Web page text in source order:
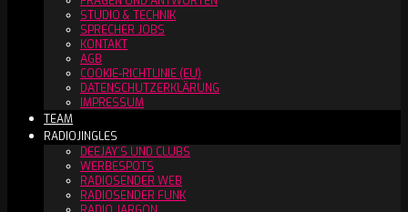
STUDIO & TECHNIK
SPRECHER JOBS
KONTAKT
AGB
COOKIE-RICHTLINIE (EU)
DATENSCHUTZERKLÄRUNG
IMPRESSUM
TEAM
RADIOJINGLES
DEEJAY´S UND CLUBS
WERBESPOTS
RADIOSENDER WEB
RADIOSENDER FUNK